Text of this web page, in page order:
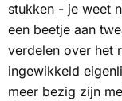
stukken - je weet
een beetje aan
verdelen over het
ingewikkeld
meer bezig zijn